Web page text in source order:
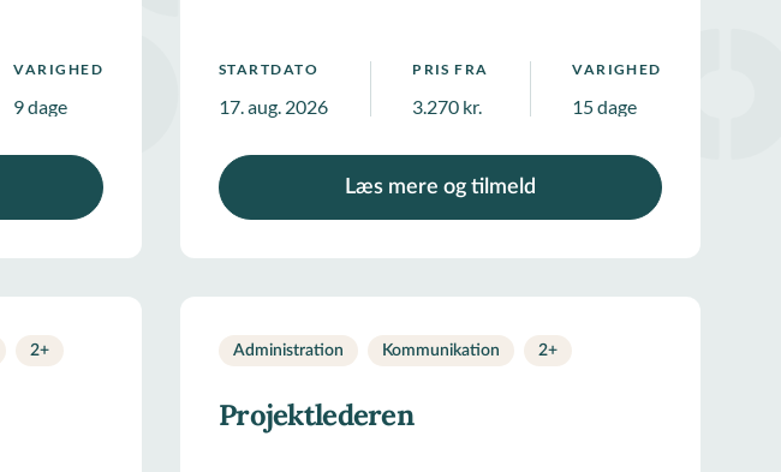
VARIGHED
9 dage
STARTDATO
17. aug. 2026
PRIS FRA
3.270 kr.
VARIGHED
15 dage
Læs mere og tilmeld
2+ Administration Kommunikation 2+
Projektlederen